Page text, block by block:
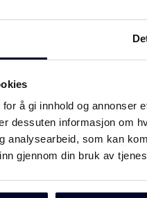
å gi innhold og annonser
dessuten informasjon om
analysearbeid, som kan
gjennom din bruk av